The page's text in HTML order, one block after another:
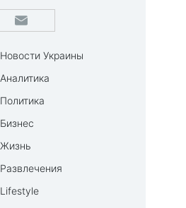
Новости Украины
Аналитика
Политика
Бизнес
Жизнь
Развлечения
Lifestyle